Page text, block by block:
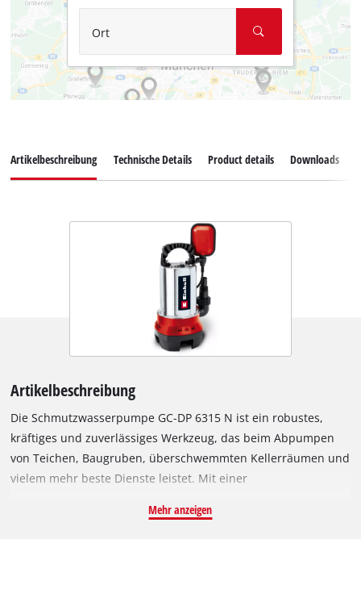
Ort
Artikelbeschreibung Technische Details Product details Downloads
Artikelbeschreibung
Die Schmutzwasserpumpe GC-DP 6315 N ist ein robustes,
kräftiges und zuverlässiges Werkzeug, das beim Abpumpen
von Teichen, Baugruben, überschwemmten Kellerräumen und
vielem mehr beste Dienste leistet. Mit einer
stündlich bis zu 17.000 Liter verunreinigtes Wasser. Ihr
Mehr anzeigen